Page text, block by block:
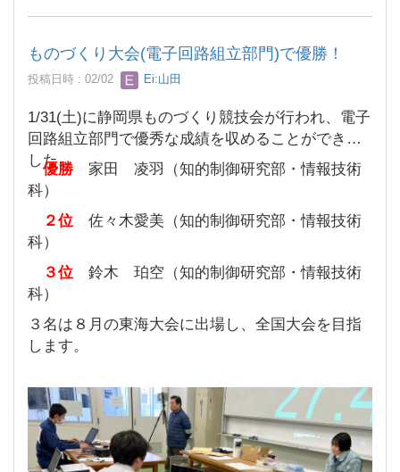
ものづくり大会(電子回路組立部門)で優勝！
投稿日時 : 02/02 Ei:山田
1/31(土)に静岡県ものづくり競技会が行われ、電子
回路組立部門で優秀な成績を収めることができま
した。
優勝 家田 凌羽（知的制御研究部・情報技術
科）
２位 佐々木愛美（知的制御研究部・情報技術
科）
３位 鈴木 珀空（知的制御研究部・情報技術
科）
３名は８月の東海大会に出場し、全国大会を目指
します。